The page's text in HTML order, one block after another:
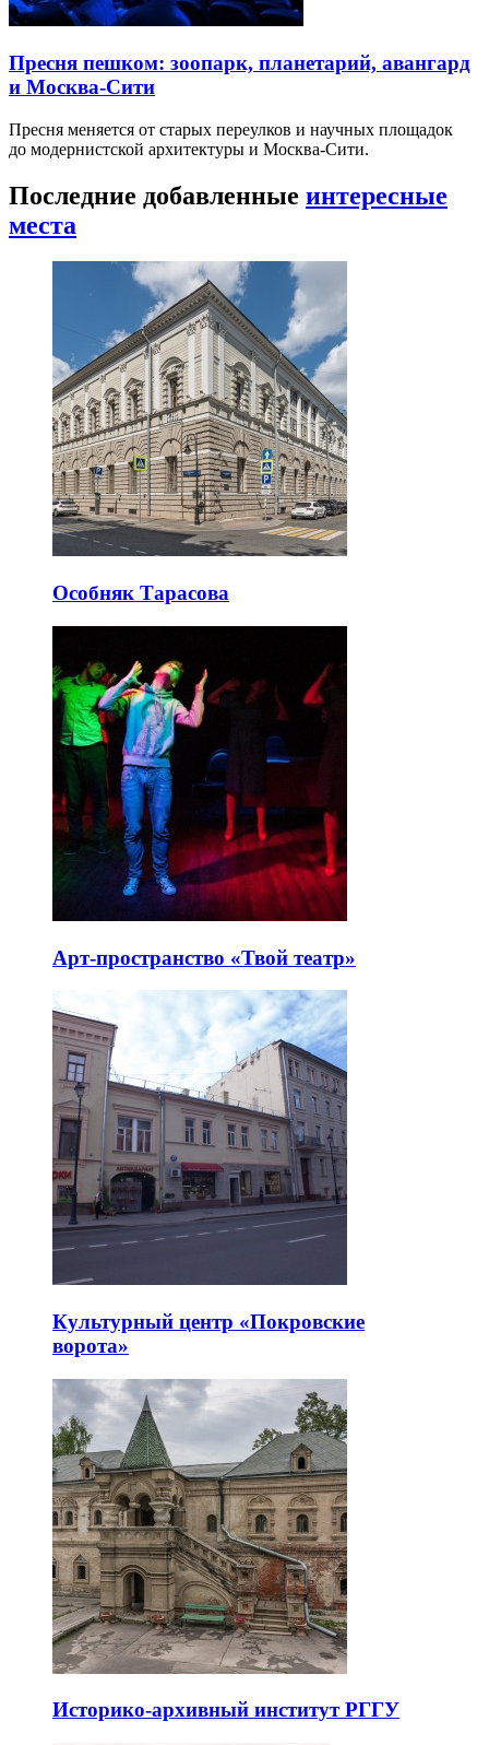
Пресня пешком: зоопарк, планетарий, авангард
и Москва-Сити
Пресня меняется от старых переулков и научных площадок
до модернистской архитектуры и Москва-Сити.
Последние добавленные интересные
места
Особняк Тарасова
Арт-пространство «Твой театр»
Культурный центр «Покровские
ворота»
Историко-архивный институт РГГУ